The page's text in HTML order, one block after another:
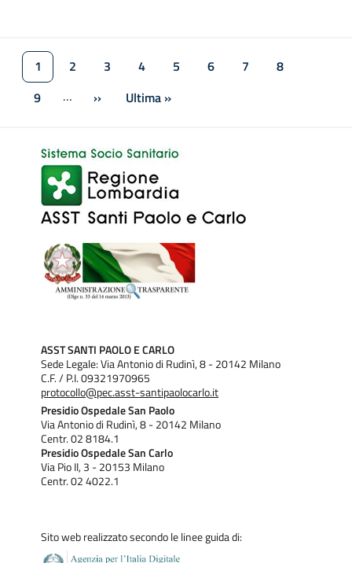
Paginazione
Pagina attuale
1 Pagina
2 Pagina
3 Pagina
4 Pagina
5 Pagina
6 Pagina
7 Pagina
8
Pagina
9 … Pagina successiva
›› Ultima pagina
Ultima »
ASST SANTI PAOLO E CARLO
Sede Legale: Via Antonio di Rudinì, 8 - 20142 Milano
C.F. / P.I. 09321970965
protocollo@pec.asst-santipaolocarlo.it
Presidio Ospedale San Paolo
Via Antonio di Rudinì, 8 - 20142 Milano
Centr. 02 8184.1
Presidio Ospedale San Carlo
Via Pio II, 3 - 20153 Milano
Centr. 02 4022.1
Sito web realizzato secondo le linee guida di: